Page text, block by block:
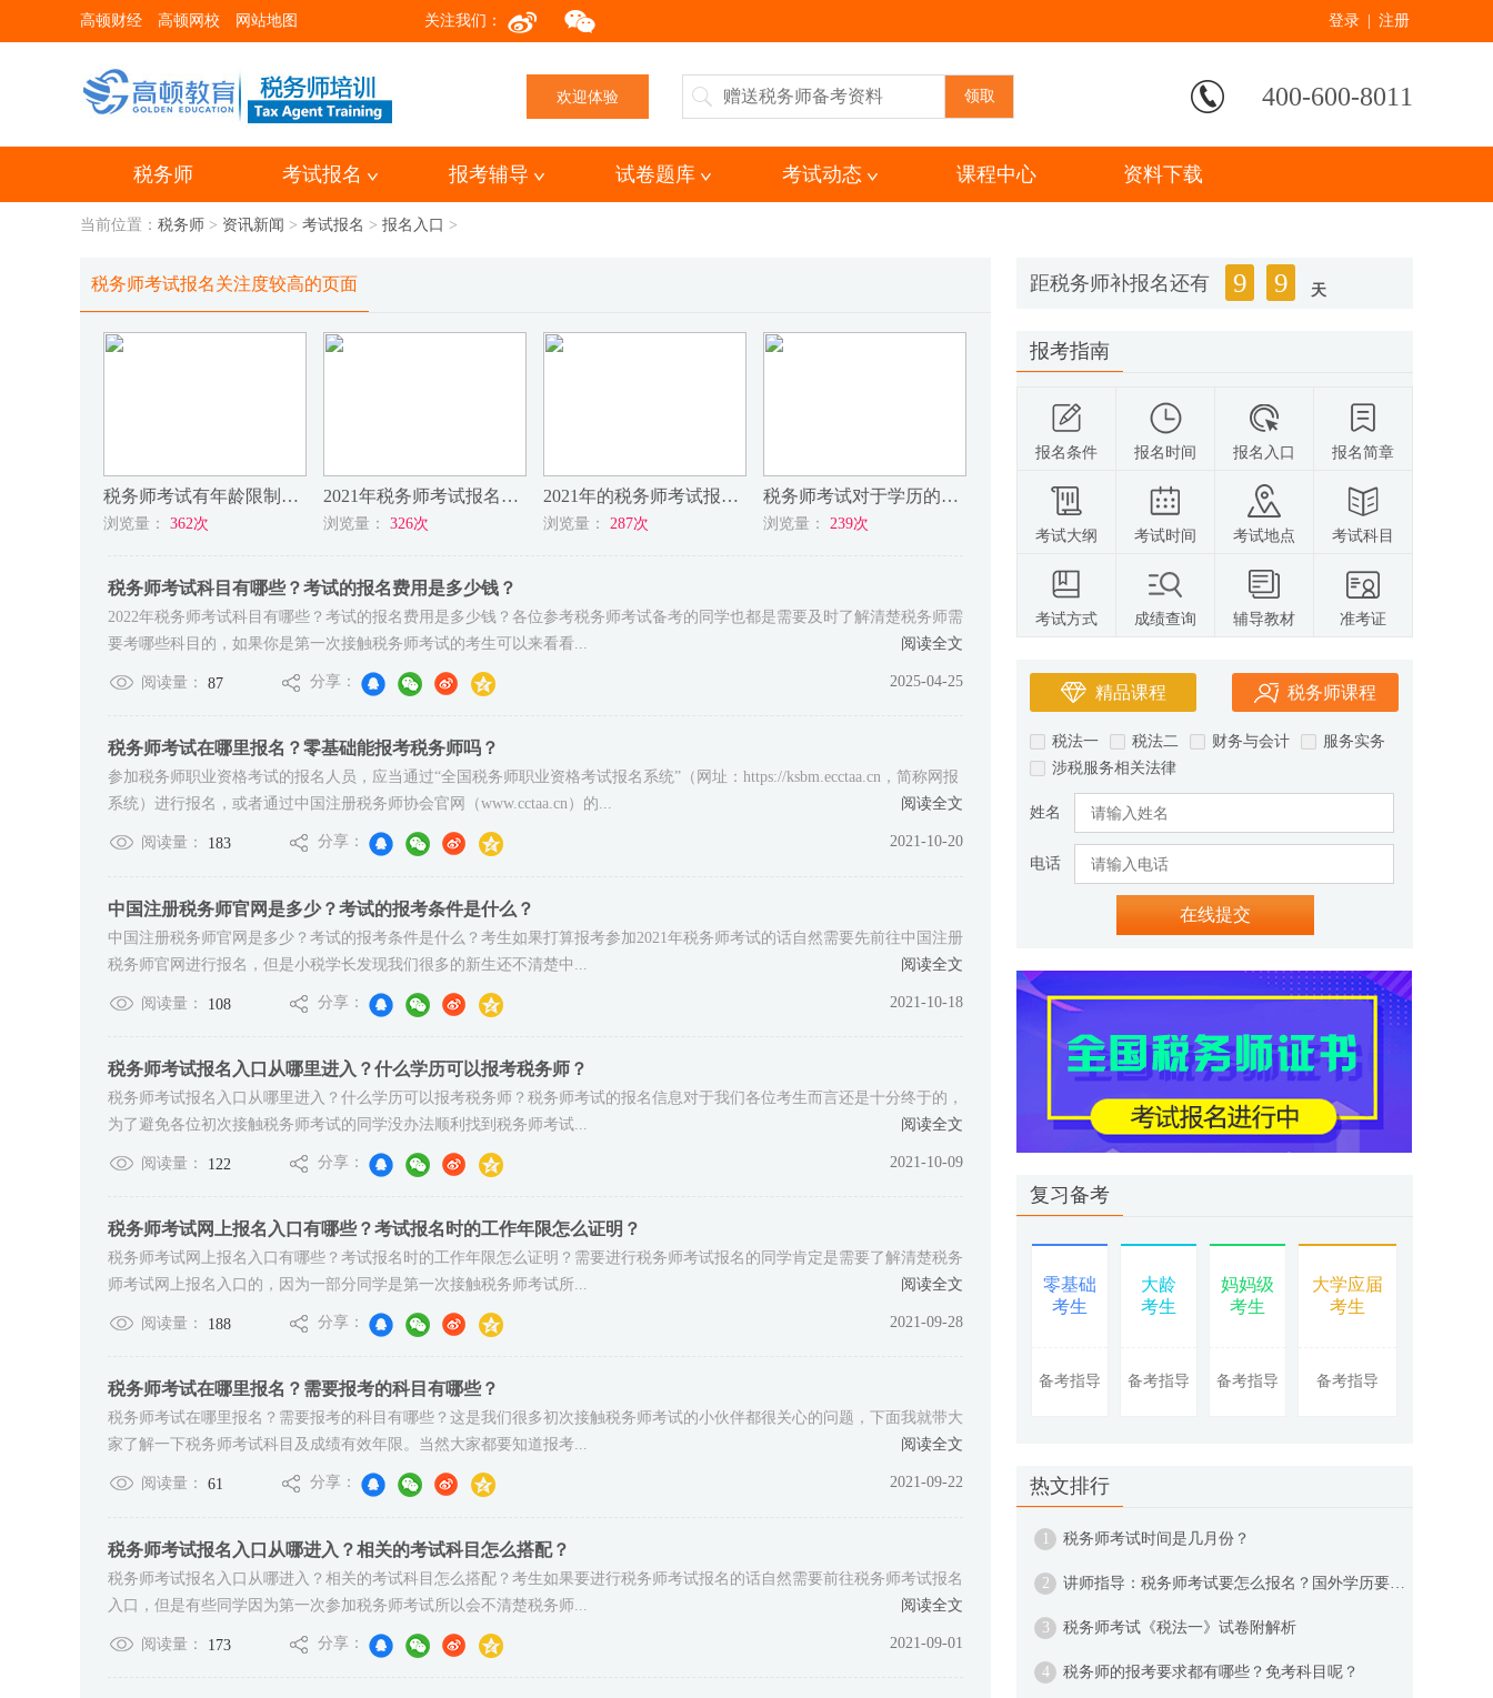
高顿财经 高顿网校 网站地图 关注我们： 登录 注册
欢迎体验 400-600-8011
税务师 考试报名 报考辅导 试卷题库 考试动态 课程中心 资料下载
当前位置： 税务师 > 资讯新闻 > 考试报名 > 报名入口 >
税务师考试报名关注度较高的页面
税务师考试有年龄限制吗？考试科目怎么搭配比较好？
浏览量： 362次
2021年税务师考试报名条件是什么？要怎么报名？
浏览量： 326次
2021年的税务师考试报考条件有没有改变？
浏览量： 287次
税务师考试对于学历的要求高吗？税务师考试新增考点有哪些？
浏览量： 239次
税务师考试科目有哪些？考试的报名费用是多少钱？
2022年税务师考试科目有哪些？考试的报名费用是多少钱？各位参考税务师考试备考的同学也都是需要及时了解清楚税务师需
要考哪些科目的，如果你是第一次接触税务师考试的考生可以来看看...
阅读全文
阅读量： 87 分享： 2025-04-25
税务师考试在哪里报名？零基础能报考税务师吗？
参加税务师职业资格考试的报名人员，应当通过“全国税务师职业资格考试报名系统”（网址：https://ksbm.ecctaa.cn，简称网报
系统）进行报名，或者通过中国注册税务师协会官网（www.cctaa.cn）的...
阅读全文
阅读量： 183 分享： 2021-10-20
中国注册税务师官网是多少？考试的报考条件是什么？
中国注册税务师官网是多少？考试的报考条件是什么？考生如果打算报考参加2021年税务师考试的话自然需要先前往中国注册
税务师官网进行报名，但是小税学长发现我们很多的新生还不清楚中...
阅读全文
阅读量： 108 分享： 2021-10-18
税务师考试报名入口从哪里进入？什么学历可以报考税务师？
税务师考试报名入口从哪里进入？什么学历可以报考税务师？税务师考试的报名信息对于我们各位考生而言还是十分终于的，
为了避免各位初次接触税务师考试的同学没办法顺利找到税务师考试...
阅读全文
阅读量： 122 分享： 2021-10-09
税务师考试网上报名入口有哪些？考试报名时的工作年限怎么证明？
税务师考试网上报名入口有哪些？考试报名时的工作年限怎么证明？需要进行税务师考试报名的同学肯定是需要了解清楚税务
师考试网上报名入口的，因为一部分同学是第一次接触税务师考试所...
阅读全文
阅读量： 188 分享： 2021-09-28
税务师考试在哪里报名？需要报考的科目有哪些？
税务师考试在哪里报名？需要报考的科目有哪些？这是我们很多初次接触税务师考试的小伙伴都很关心的问题，下面我就带大
家了解一下税务师考试科目及成绩有效年限。当然大家都要知道报考...
阅读全文
阅读量： 61 分享： 2021-09-22
税务师考试报名入口从哪进入？相关的考试科目怎么搭配？
税务师考试报名入口从哪进入？相关的考试科目怎么搭配？考生如果要进行税务师考试报名的话自然需要前往税务师考试报名
入口，但是有些同学因为第一次参加税务师考试所以会不清楚税务师...
阅读全文
阅读量： 173 分享： 2021-09-01
距税务师补报名还有 9 9 天
报考指南
报名条件 报名时间 报名入口 报名简章
考试大纲 考试时间 考试地点 考试科目
考试方式 成绩查询 辅导教材 准考证
精品课程 税务师课程
税法一 税法二 财务与会计
服务实务
涉税服务相关法律
姓名
电话
复习备考
零基础
考生
备考指导
大龄
考生
备考指导
妈妈级
考生
备考指导
大学应届
考生
备考指导
热文排行
1 税务师考试时间是几月份？
2 讲师指导：税务师考试要怎么报名？国外学历要怎么报考？
3 税务师考试《税法一》试卷附解析
4 税务师的报考要求都有哪些？免考科目呢？